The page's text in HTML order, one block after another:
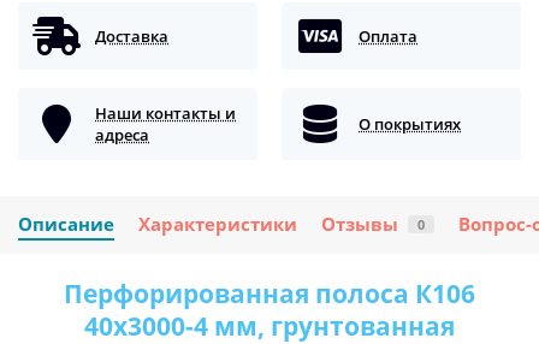
Доставка Оплата
Наши контакты и
адреса
О покрытиях
Описание Характеристики Отзывы 0 Вопрос-
Перфорированная полоса К106
40x3000-4 мм, грунтованная